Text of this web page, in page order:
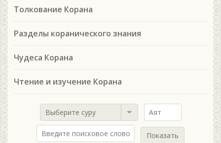
Толкование Корана
Разделы коранического знания
Чудеса Корана
Чтение и изучение Корана
Выберите суру
Показать